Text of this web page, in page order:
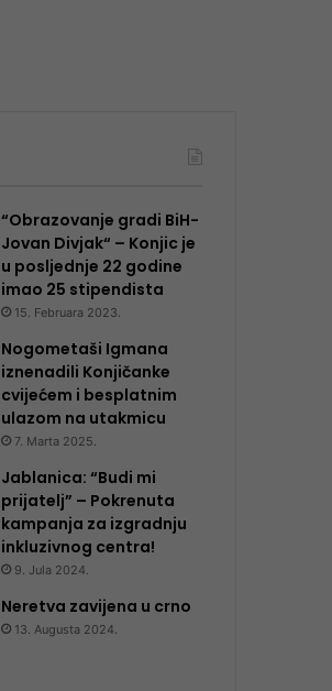
“Obrazovanje gradi BiH-
Jovan Divjak“ – Konjic je
u posljednje 22 godine
imao 25 ​​stipendista
15. Februara 2023.
Nogometaši Igmana
iznenadili Konjičanke
cvijećem i besplatnim
ulazom na utakmicu
7. Marta 2025.
Jablanica: “Budi mi
prijatelj” – Pokrenuta
kampanja za izgradnju
inkluzivnog centra!
9. Jula 2024.
Neretva zavijena u crno
13. Augusta 2024.